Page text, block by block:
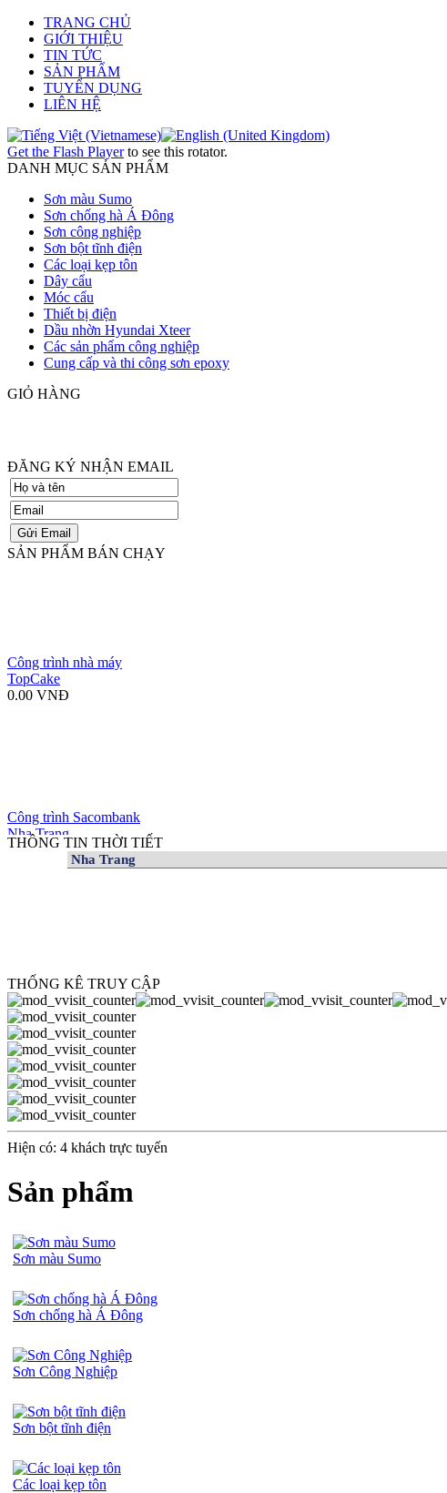
TRANG CHỦ
GIỚI THIỆU
TIN TỨC
SẢN PHẨM
TUYỂN DỤNG
LIÊN HỆ
Get the Flash Playerto see this rotator.
DANH MỤC SẢN PHẨM
Sơn màu Sumo
Sơn chống hà Á Đông
Sơn công nghiệp
Sơn bột tĩnh điện
Các loại kẹp tôn
Dây cẩu
Móc cẩu
Thiết bị điện
Dầu nhờn Hyundai Xteer
Các sản phẩm công nghiệp
Cung cấp và thi công sơn epoxy
GIỎ HÀNG
ĐĂNG KÝ NHẬN EMAIL
SẢN PHẨM BÁN CHẠY
TopCake
0.00 VNĐ
Nha Trang
0.00 VNĐ
0.00 VNĐ
Công trình nhà máy May
Catsura
0.00 VNĐ
Công trình nhà máy Good
0.00 VNĐ
THÔNG TIN THỜI TIẾT
THỐNG KÊ TRUY CẬP
Hiện có: 4 khách trực tuyến
Sản phẩm
Sơn màu Sumo
Sơn chống hà Á Đông
Sơn Công Nghiệp
Sơn bột tĩnh điện
Các loại kẹp tôn